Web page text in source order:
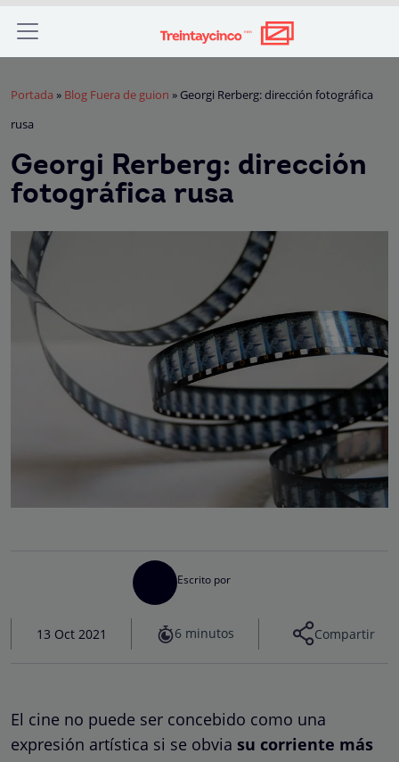
Portada » Blog Fuera de guion » Georgi Rerberg: dirección fotográfica
rusa
Georgi Rerberg: dirección
fotográfica rusa
Escrito por
13 Oct 2021 6 minutos Compartir
El cine no puede ser concebido como una
expresión artística si se obvia su corriente más